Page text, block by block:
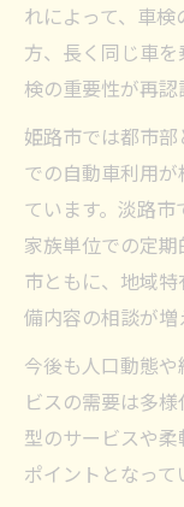
車検市
自動車整備
車検現
自動車
兵庫車
OBD診
車検
兵庫県で注
兵庫県
車検協
自動車
事故や
れによって、車
方、長く同じ車
検の重要性が再認
姫路市では都市
での自動車利用
ています。淡路市
家族単位での定
市ともに、地域
備内容の相談が増
今後も人口動態
ビスの需要は多
型のサービスや
ポイントとなって